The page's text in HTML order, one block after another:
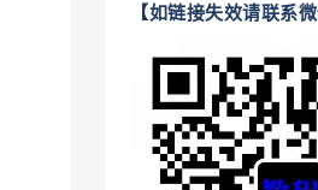
【如链接失效请联系